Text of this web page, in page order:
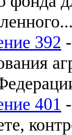
392
401